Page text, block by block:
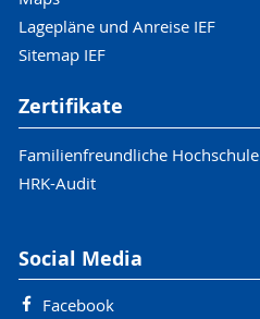
Lagepläne und Anreise IEF
Sitemap IEF
Zertifikate
Familienfreundliche Hochschule
HRK-Audit
Social Media
Facebook